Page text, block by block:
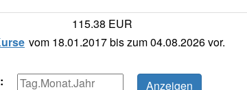
115.38 EUR
vom 18.01.2017 bis zum 04.08.2026 vor.